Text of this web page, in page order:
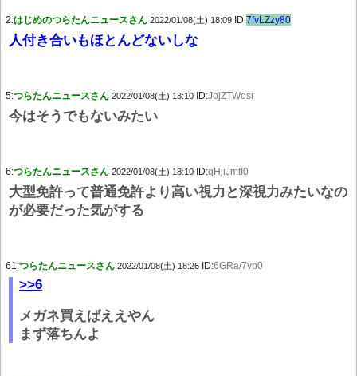
2:はじめのつらたんニュースさん 2022/01/08(土) 18:09 ID:7fvLZzy80
人付き合いもほとんどないしな
5:つらたんニュースさん 2022/01/08(土) 18:10 ID:JojZTWosr
今はそうでもないみたい
6:つらたんニュースさん 2022/01/08(土) 18:10 ID:qHjiJmtI0
大型免許って普通免許より高い視力と深視力みたいなの
が必要だった気がする
61:つらたんニュースさん 2022/01/08(土) 18:26 ID:6GRa/7vp0
>>6
メガネ買えばええやん
まず落ちんよ